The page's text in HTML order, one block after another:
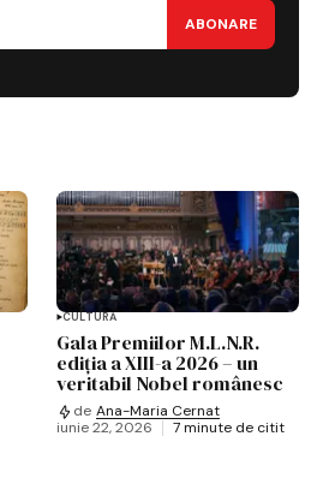
ABONARE
CULTURĂ
Gala Premiilor M.L.N.R.
ediția a XIII-a 2026 – un
veritabil Nobel românesc
de Ana-Maria Cernat
iunie 22, 2026
7 minute de citit